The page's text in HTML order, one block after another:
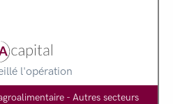
l'opération
- Autres secteurs